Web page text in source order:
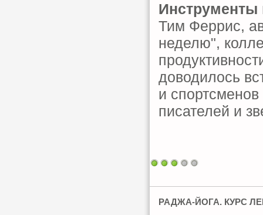
Инструменты
Тим Феррис,
неделю",
доводилось
и
писателей и
РАДЖА-ЙОГА. КУРС